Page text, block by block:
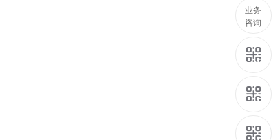
业务
咨询